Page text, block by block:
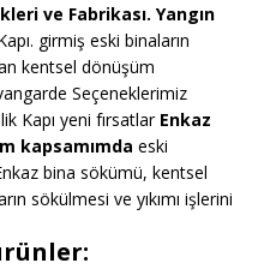
ve Fabrikası. Yangın
girmiş eski binaların
kentsel dönüşüm
Seçeneklerimiz
Kapı yeni fırsatlar Enkaz
kapsamımda eski
bina sökümü, kentsel
sökülmesi ve yıkımı işlerini